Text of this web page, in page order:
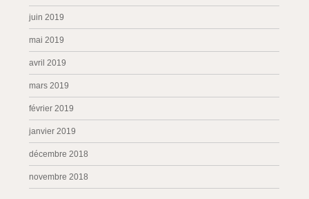
juin 2019
mai 2019
avril 2019
mars 2019
février 2019
janvier 2019
décembre 2018
novembre 2018